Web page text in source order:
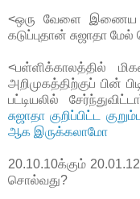
<ஒரு வேளை இணைய
கடுப்புதான் சுஜாதா
<பள்ளிக்காலத்தில்
அறிமுகத்திற்குப் பின்
பட்டியலில்
சுஜாதா குறிப்பிட்ட
ஆக இருக்கலாமோ
20.10.10க்கும்
சொல்வது?